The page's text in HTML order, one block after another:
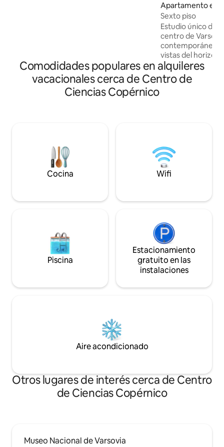
Apartamento en
Sexto piso
Estudio único de
centro de
contemporánea
vistas del
garantiza una
verdaderamente
paredes de
apartamento.
de un edificio
ascensor,
Comodidades populares en alquileres
vacacionales cerca de Centro de
Ciencias Copérnico
Cocina Wifi
Piscina
Estacionamiento
gratuito en las
instalaciones
Aire acondicionado
Otros lugares de interés cerca de Centro
de Ciencias Copérnico
Museo Nacional de Varsovia